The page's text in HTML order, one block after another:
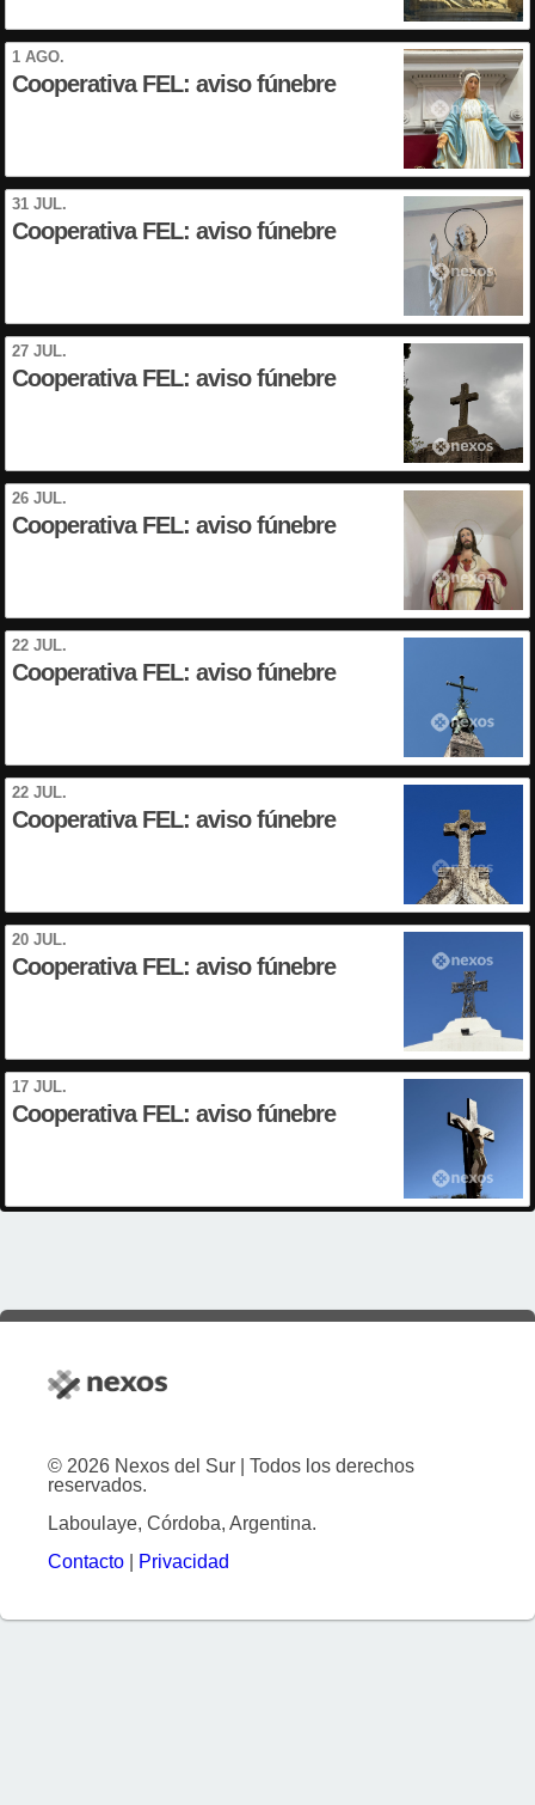
1 AGO.
Cooperativa FEL: aviso fúnebre
31 JUL.
Cooperativa FEL: aviso fúnebre
27 JUL.
Cooperativa FEL: aviso fúnebre
26 JUL.
Cooperativa FEL: aviso fúnebre
22 JUL.
Cooperativa FEL: aviso fúnebre
22 JUL.
Cooperativa FEL: aviso fúnebre
20 JUL.
Cooperativa FEL: aviso fúnebre
17 JUL.
Cooperativa FEL: aviso fúnebre
© 2026 Nexos del Sur | Todos los derechos
reservados.
Laboulaye, Córdoba, Argentina.
Contacto
Privacidad